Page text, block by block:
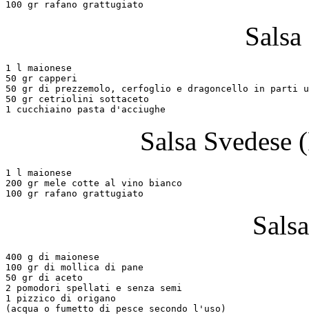
1 l maionese
50 gr capperi
50 gr di prezzemolo, cerfoglio e dragoncello in parti
50 gr cetriolini sottaceto
Salsa Svedese
1 l maionese
200 gr mele cotte al vino bianco
400 g di maionese
100 gr di mollica di pane
50 gr di aceto
2 pomodori spellati e senza semi
1 pizzico di origano